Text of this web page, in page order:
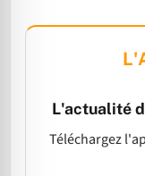
L'actualité
Téléchargez